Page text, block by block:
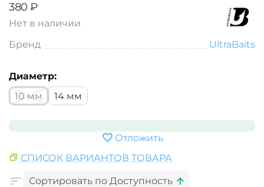
‍380‍ ₽
Нет в наличии
Бренд
UltraBaits
Диаметр:
10 мм
14 мм
Отложить
СПИСОК ВАРИАНТОВ ТОВАРА
Сортировать по Доступность